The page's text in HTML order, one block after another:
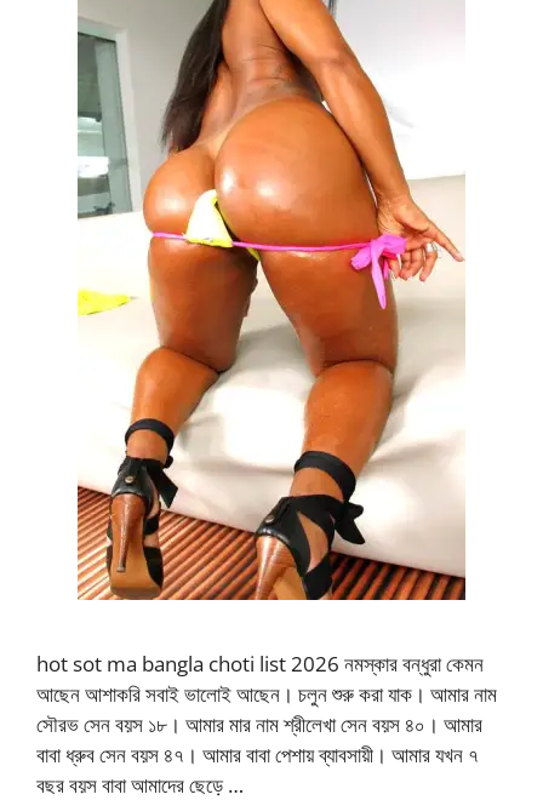
hot sot ma bangla choti list 2026 নমস্কার বন্ধুরা কেমন
আছেন আশাকরি সবাই ভালোই আছেন। চলুন শুরু করা যাক। আমার নাম
সৌরভ সেন বয়স ১৮। আমার মার নাম শ্রীলেখা সেন বয়স ৪০। আমার
বাবা ধ্রুব সেন বয়স ৪৭। আমার বাবা পেশায় ব্যাবসায়ী। আমার যখন ৭
বছর বয়স বাবা আমাদের ছেড়ে …